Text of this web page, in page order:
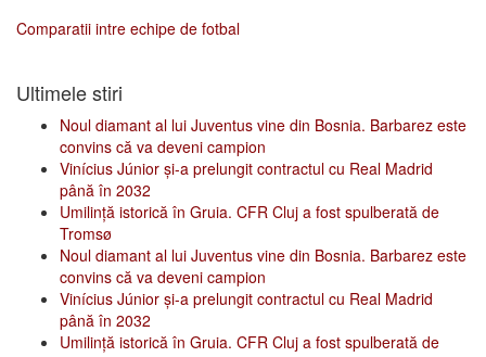
Comparatii intre echipe de fotbal
Ultimele stiri
Noul diamant al lui Juventus vine din Bosnia. Barbarez este
convins că va deveni campion
Vinícius Júnior și-a prelungit contractul cu Real Madrid
până în 2032
Umilință istorică în Gruia. CFR Cluj a fost spulberată de
Tromsø
Noul diamant al lui Juventus vine din Bosnia. Barbarez este
convins că va deveni campion
Vinícius Júnior și-a prelungit contractul cu Real Madrid
până în 2032
Umilință istorică în Gruia. CFR Cluj a fost spulberată de